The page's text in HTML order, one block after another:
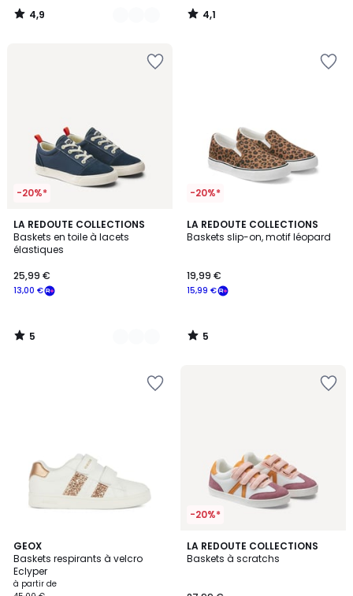
4,9
/
4,1
/
-20%*
LA REDOUTE COLLECTIONS
Baskets en toile à lacets
élastiques
13,00 €
25,99 €
5
/
5
2
Couleurs
5
/
-20%*
LA REDOUTE COLLECTIONS
Baskets slip-on, motif léopard
15,99 €
19,99 €
5
/
5
/
GEOX
Baskets respirants à velcro
Eclyper
à partir de
3,2
/ 5
-20%*
LA REDOUTE COLLECTIONS
Baskets à scratchs
1
/
2
Couleurs